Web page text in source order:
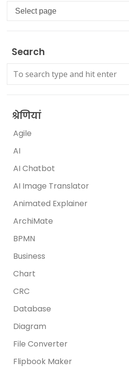
Languages
Search
श्रेणियां
Agile
AI
AI Chatbot
AI Image Translator
Animated Explainer
ArchiMate
BPMN
Business
Chart
CRC
Database
Diagram
File Converter
Flipbook Maker